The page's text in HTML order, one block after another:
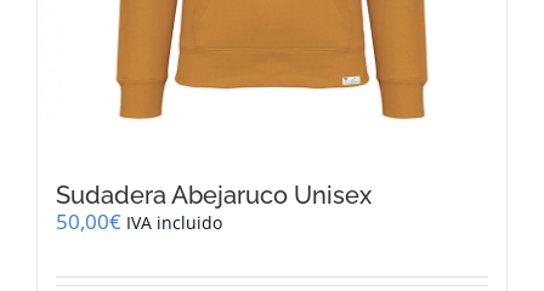
Sudadera Abejaruco Unisex
50,00€ IVA incluido